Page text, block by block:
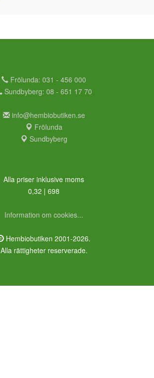
Frölunda: 031 - 456 000
Sundbyberg: 08 - 651 17 70
info@hembiobutiken.se
Frölunda
Sundbyberg
Alla priser inklusive moms
0,32 | 698
Information om cookies...
Hembiobutiken 2001-2026.
Alla rättigheter reserverade.